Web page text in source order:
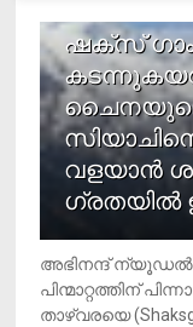
ഷക്സ്
ചൈനയുടെ
വളയാൻ
ഗ്രതയിൽ
അഭിനന്ദ്
പിന്മാറ്റത്തിന്
താഴ്‌വരയെ